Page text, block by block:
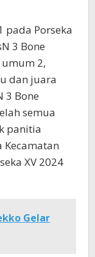
pada Porseka
3 Bone
2,
dan juara
3 Bone
semua
panitia
Kecamatan
XV 2024
Gelar